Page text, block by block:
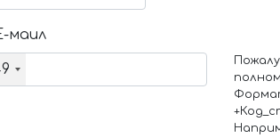
маил